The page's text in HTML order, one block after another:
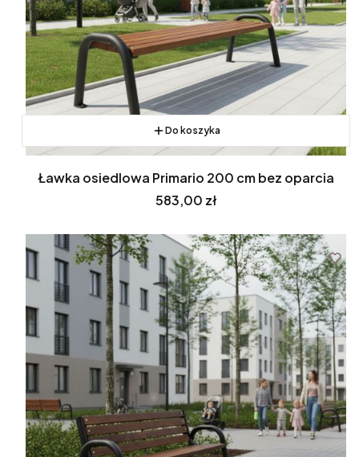
Do koszyka
Ławka osiedlowa Primario 200 cm bez oparcia
Cena
583,00 zł